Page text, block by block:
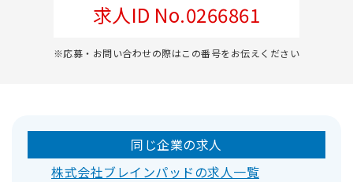
求人ID No.0266861
※応募・お問い合わせの際はこの番号をお伝えください
同じ企業の求人
株式会社ブレインパッドの求人一覧